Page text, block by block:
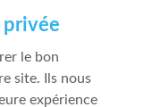
privée
le bon
site. Ils nous
expérience